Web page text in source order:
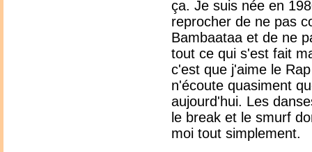
ça. Je suis née en
reprocher de ne pas
Bambaataa et de ne
tout ce qui s'est fait
c'est que j'aime le
n'écoute quasiment
aujourd'hui. Les
le break et le smurf
moi tout simplement.